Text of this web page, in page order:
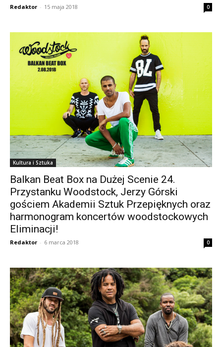
Redaktor - 15 maja 2018 0
Kultura i Sztuka
Balkan Beat Box na Dużej Scenie 24.
Przystanku Woodstock, Jerzy Górski
gościem Akademii Sztuk Przepięknych oraz
harmonogram koncertów woodstockowych
Eliminacji!
Redaktor - 6 marca 2018 0